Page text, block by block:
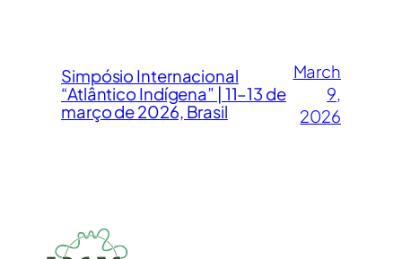
Simpósio Internacional
“Atlântico Indígena” | 11–13 de
março de 2026, Brasil
March
9,
2026